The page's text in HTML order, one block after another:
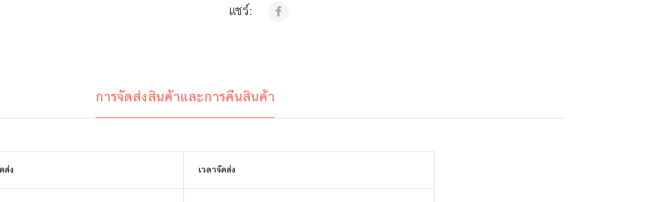
แชร์:
การจัดส่งสินค้าและการคืนสินค้า
ส่ง เวลาจัดส่ง